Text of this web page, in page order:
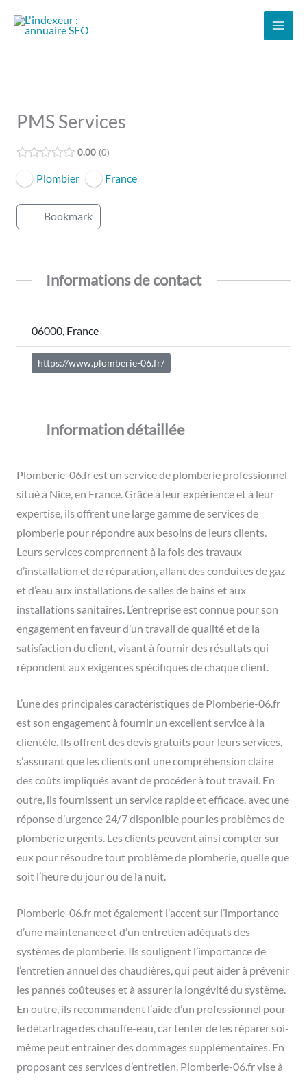
PMS Services
0.00 0
Plombier France
Bookmark
Informations de contact
06000, France
https://www.plomberie-06.fr/
Information détaillée
Plomberie-06.fr est un service de plomberie professionnel
situé à Nice, en France. Grâce à leur expérience et à leur
expertise, ils offrent une large gamme de services de
plomberie pour répondre aux besoins de leurs clients.
Leurs services comprennent à la fois des travaux
d’installation et de réparation, allant des conduites de gaz
et d’eau aux installations de salles de bains et aux
installations sanitaires. L’entreprise est connue pour son
engagement en faveur d’un travail de qualité et de la
satisfaction du client, visant à fournir des résultats qui
répondent aux exigences spécifiques de chaque client.
L’une des principales caractéristiques de Plomberie-06.fr
est son engagement à fournir un excellent service à la
clientèle. Ils offrent des devis gratuits pour leurs services,
s’assurant que les clients ont une compréhension claire
des coûts impliqués avant de procéder à tout travail. En
outre, ils fournissent un service rapide et efficace, avec une
réponse d’urgence 24/7 disponible pour les problèmes de
plomberie urgents. Les clients peuvent ainsi compter sur
eux pour résoudre tout problème de plomberie, quelle que
soit l’heure du jour ou de la nuit.
Plomberie-06.fr met également l’accent sur l’importance
d’une maintenance et d’un entretien adéquats des
systèmes de plomberie. Ils soulignent l’importance de
l’entretien annuel des chaudières, qui peut aider à prévenir
les pannes coûteuses et à assurer la longévité du système.
En outre, ils recommandent l’aide d’un professionnel pour
le détartrage des chauffe-eau, car tenter de les réparer soi-
même peut entraîner des dommages supplémentaires. En
proposant ces services d’entretien, Plomberie-06.fr vise à